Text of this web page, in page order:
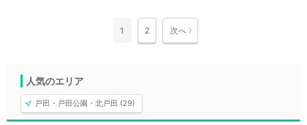
1 2 次へ
人気のエリア
戸田・戸田公園・北戸田 (29)